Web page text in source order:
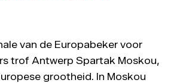
van de Europabeker voor
trof Antwerp Spartak Moskou,
grootheid. In Moskou